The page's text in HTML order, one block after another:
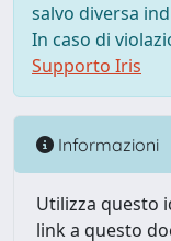
salvo diversa
In caso di
Supporto Iris
Informazioni
Utilizza questo
link a questo